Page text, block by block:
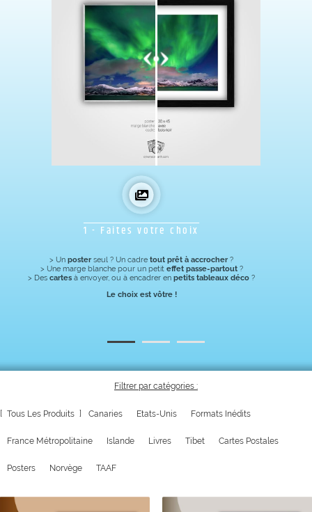
1 - Faites votre choix
> Un poster seul ? Un cadre tout prêt à accrocher ?
> Une marge blanche pour un petit effet passe-partout?
> Des cartes à envoyer, ou à encadrer en petits tableaux déco ?
Le choix est vôtre !
Filtrer par catégories :
Tous Les Produits Canaries Etats-Unis Formats Inédits
France Métropolitaine Islande Livres Tibet Cartes Postales
Posters Norvège TAAF